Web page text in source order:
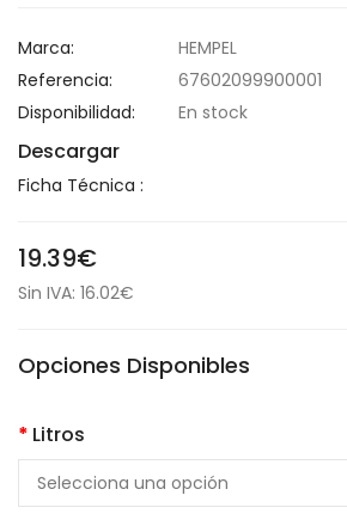
Marca:
HEMPEL
Referencia:
67602099900001
Disponibilidad:
En stock
Descargar
Ficha Técnica :
19.39€
Sin IVA: 16.02€
Opciones Disponibles
Litros